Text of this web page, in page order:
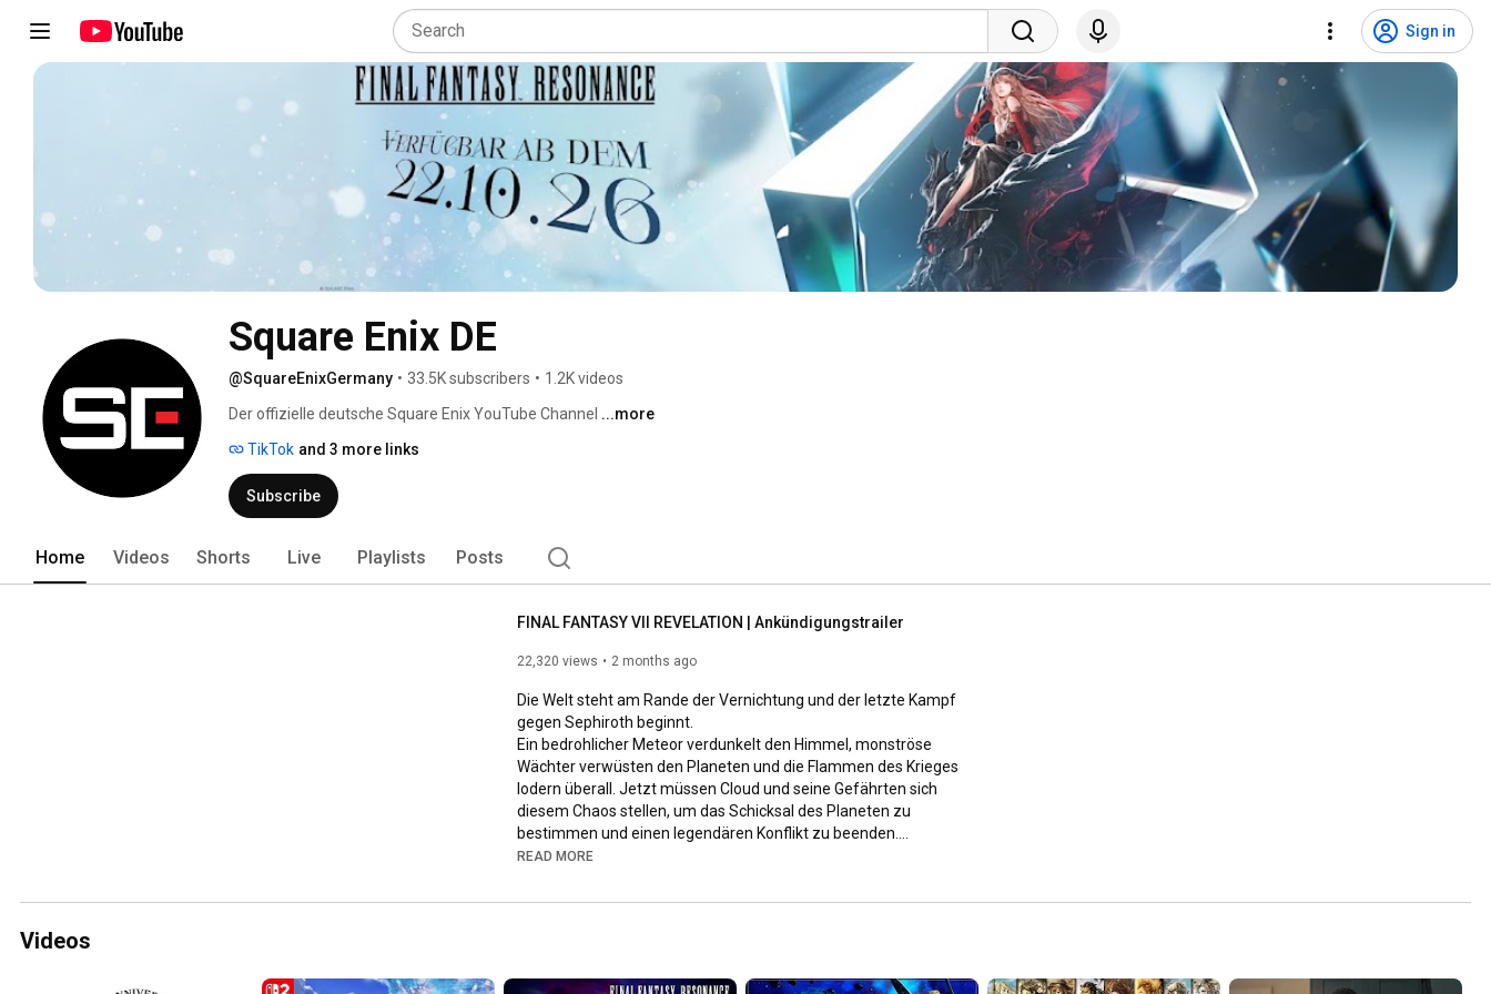
Sign in
Square Enix DE
@SquareEnixGermany • 33.5K subscribers • 1.2K videos
Der offizielle deutsche Square Enix YouTube Channel ...more
TikTok and 3 more links
Subscribe
Home Videos Shorts Live Playlists Posts
FINAL FANTASY VII REVELATION | Ankündigungstrailer
22,320 views 2 months ago
Die Welt steht am Rande der Vernichtung und der letzte Kampf
gegen Sephiroth beginnt.
Ein bedrohlicher Meteor verdunkelt den Himmel, monströse
Wächter verwüsten den Planeten und die Flammen des Krieges
lodern überall. Jetzt müssen Cloud und seine Gefährten sich
diesem Chaos stellen, um das Schicksal des Planeten zu
bestimmen und einen legendären Konflikt zu beenden.
gigantisch und das Risiko größer denn je. Erhebe dich in die
Finale vor.
READ MORE
Videos